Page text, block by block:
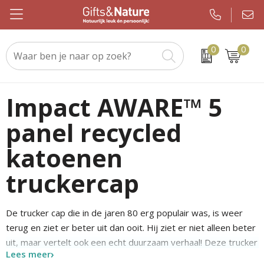
0 0
Beurs & evenement
Elektronica en gadgets
Eten & drinken
Kleding en caps
Outdoor en vrije tijd
Paraplu's
Custom made handdoeken als relatiegeschenk
Custom made sokken als relatiegeschenk
Custom made promotiematerialen op maat
WMF
Igloo
Samsonite
Sony
Nespresso
Chupa Chups
Geslaagden en Examen
Brievenbuspakketten
Koningsdag
Pakketten voor elke gelegenheid
Pasen
Verjaardagen
Voetbal, EK en WK
Kerstsjaals
Keuzekado
Kerstgadgets
Kerstverpakkingen
Kerstballen
Kerstknuffels
Impact AWARE™ 5
panel recycled
katoenen
truckercap
De trucker cap die in de jaren 80 erg populair was, is weer
terug en ziet er beter uit dan ooit. Hij ziet er niet alleen beter
uit, maar vertelt ook een echt duurzaam verhaal! Deze trucker
cap met 5 panelen en gebogen klep is gemaakt van
Lees meer